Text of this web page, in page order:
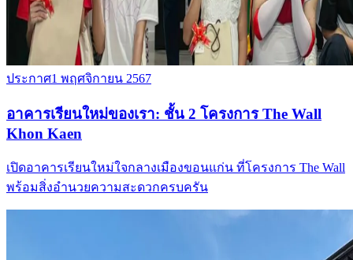
ประกาศ1 พฤศจิกายน 2567
อาคารเรียนใหม่ของเรา: ชั้น 2 โครงการ The Wall
Khon Kaen
เปิดอาคารเรียนใหม่ใจกลางเมืองขอนแก่น ที่โครงการ The Wall
พร้อมสิ่งอำนวยความสะดวกครบครัน